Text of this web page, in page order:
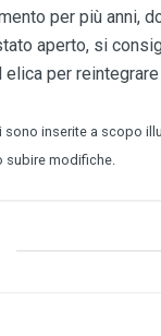
per più anni,
aperto, si
elica per
sono inserite a scopo
subire modifiche.